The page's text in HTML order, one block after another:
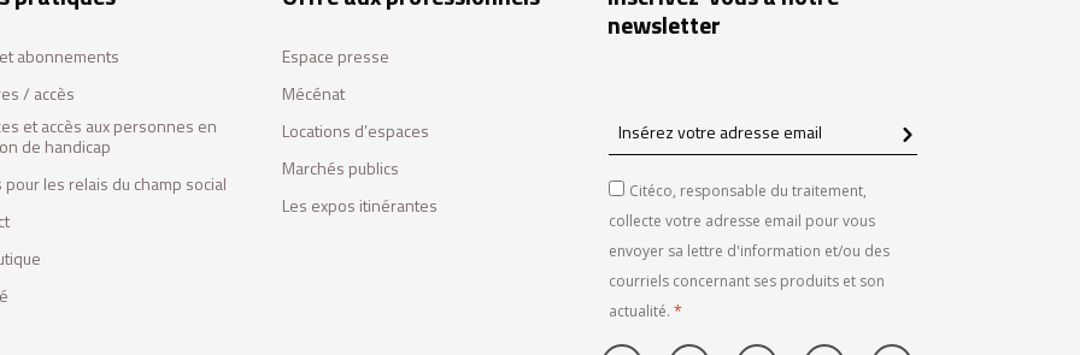
abonnements
/ accès
et accès aux personnes en
de handicap
les relais du champ social
Espace presse
Mécénat
Locations d’espaces
Marchés publics
Les expos itinérantes
newsletter
Insérez
votre
adresse
email
Citéco, responsable du traitement,
collecte votre adresse email pour vous
envoyer sa lettre d'information et/ou des
courriels concernant ses produits et son
actualité. *